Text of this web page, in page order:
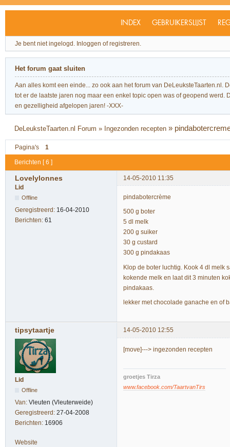
INDEX GEBRUIKERSLIJST
Je bent niet ingelogd. Inloggen of registreren.
Het forum gaat sluiten
Aan alles komt een einde... zo ook aan het forum van
tot er de laatste jaren nog maar een enkel topic open was of geopend
en gezelligheid afgelopen jaren! -XXX-
DeLeuksteTaarten.nl Forum » Ingezonden recepten »
Pagina's 1
Berichten [ 6 ]
Lovelylonnes
14-05-2010 11:35
Lid
Offline
Geregistreerd: 16-04-2010
Berichten: 61
pindabotercrème
500 g boter
5 dl melk
200 g suiker
30 g custard
300 g pindakaas
Klop de boter luchtig. Kook 4 dl melk
kokende melk en laat dit 3 minuten
pindakaas.
lekker met chocolade ganache en of
tipsytaartje 14-05-2010 12:55
Lid
Offline
Van: Vleuten (Vleuterweide)
Geregistreerd: 27-04-2008
Berichten: 16906
[move]---> ingezonden recepten
groetjes Tirza
www.facebook.com/TaartvanTirs
Website